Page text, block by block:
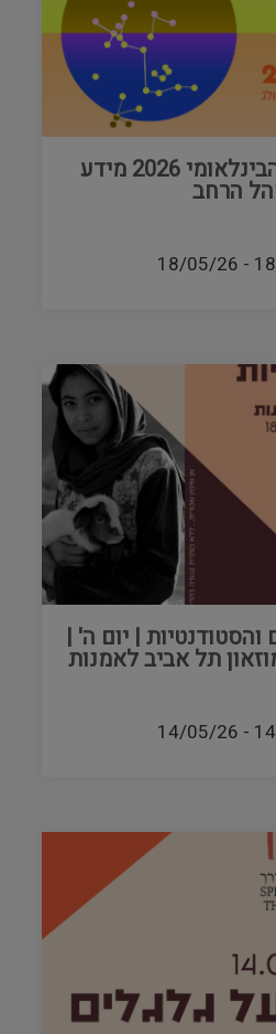
יום המוזאונים הבינלאומי 2026 מידע
הרחב
-
18/05/26
והסטודנטיות | יום ה' |
-
14/05/26